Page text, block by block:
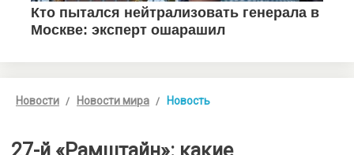
Новости Новости мира Новость
27-й «Рамштайн»: какие